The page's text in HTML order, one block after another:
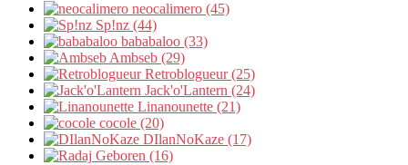
neocalimero (45)
Sp!nz (44)
bababaloo (33)
Ambseb (29)
Retroblogueur (25)
Jack'o'Lantern (24)
Linanounette (21)
cocole (20)
DIlanNoKaze (17)
Geboren (16)